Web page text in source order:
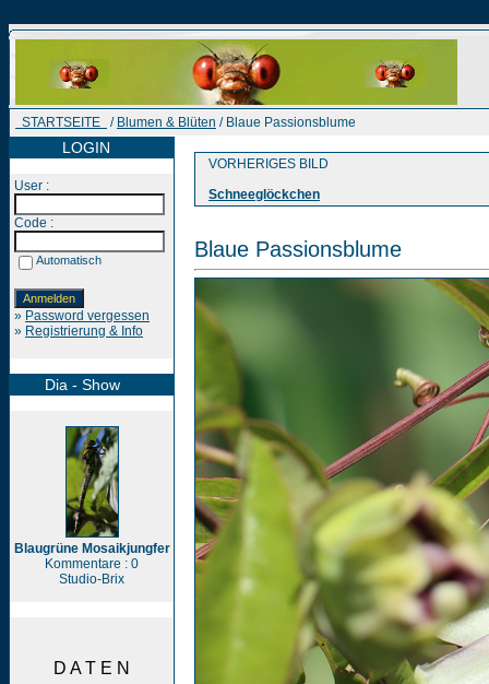
STARTSEITE / Blumen & Blüten / Blaue Passionsblume
LOGIN
User :
Code :
Automatisch
» Password vergessen
» Registrierung & Info
Dia - Show
Blaugrüne Mosaikjungfer
Kommentare : 0
Studio-Brix
D A T E N
VORHERIGES BILD
Schneeglöckchen
Blaue Passionsblume